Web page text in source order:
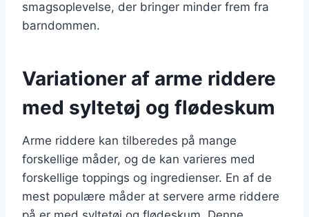
smagsoplevelse, der bringer minder frem fra
barndommen.
Variationer af arme riddere
med syltetøj og flødeskum
Arme riddere kan tilberedes på mange
forskellige måder, og de kan varieres med
forskellige toppings og ingredienser. En af de
mest populære måder at servere arme riddere